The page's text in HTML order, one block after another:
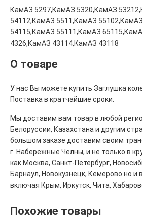
КамАЗ 5297,КамАЗ 5320,КамАЗ
54112,КамАЗ 5511,КамАЗ
54115,КамАЗ 55111,КамАЗ
4326,КамАЗ 43114,КамАЗ 43118
О товаре
У нас Вы можете купить Заглушка
Поставка в кратчайшие сроки.
Мы доставим вам товар в любой
Белоруссии, Казахстана и другим
большом заказе доставим своим
г. Набережные Челны, и не только в
как Москва, Санкт-Петербург,
Барнаул, Новокузнецк, Кемерово но и
включая Крым, Иркутск, Чита,
Похожие товары